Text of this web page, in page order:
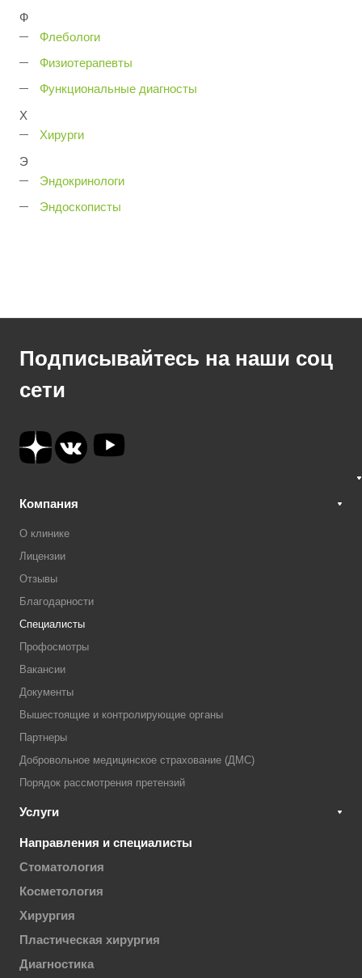
Ф
Флебологи
Физиотерапевты
Функциональные диагносты
Х
Хирурги
Э
Эндокринологи
Эндоскописты
Подписывайтесь на наши соц
сети
Компания
О клинике
Лицензии
Отзывы
Благодарности
Специалисты
Профосмотры
Вакансии
Документы
Вышестоящие и контролирующие органы
Партнеры
Добровольное медицинское страхование (ДМС)
Порядок рассмотрения претензий
Услуги
Направления и специалисты
Стоматология
Косметология
Хирургия
Пластическая хирургия
Диагностика